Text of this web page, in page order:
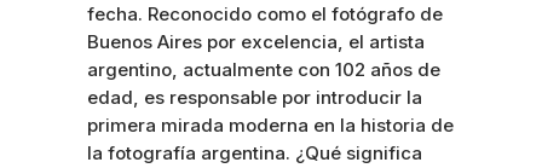
fecha. Reconocido como el fotógrafo de
Buenos Aires por excelencia, el artista
argentino, actualmente con 102 años de
edad, es responsable por introducir la
primera mirada moderna en la historia de
la fotografía argentina. ¿Qué significa